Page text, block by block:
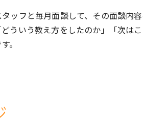
ッフと毎月面談して、その面談内
ういう教え方をしたのか」「次は
。